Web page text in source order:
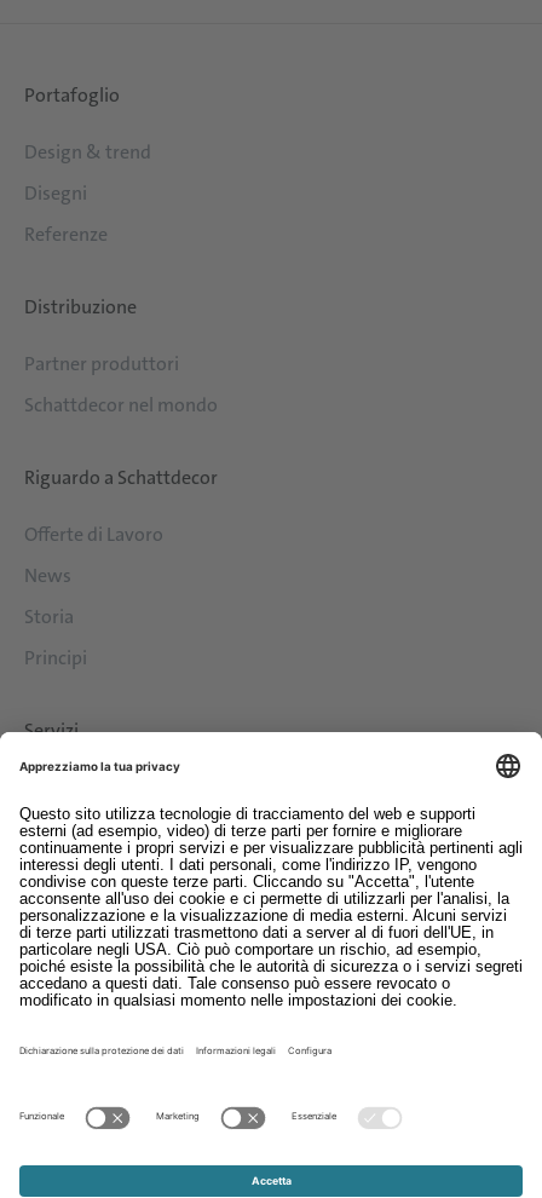
Portafoglio
Design & trend
Disegni
Referenze
Distribuzione
Partner produttori
Schattdecor nel mondo
Riguardo a Schattdecor
Offerte di Lavoro
News
Storia
Principi
Servizi
Contatto
EDI
Colofon
Whistleblowing